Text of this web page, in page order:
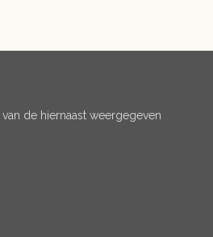
de hiernaast weergegeven